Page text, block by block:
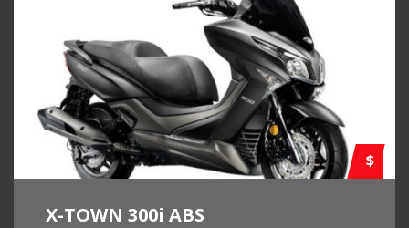
$
X-TOWN 300i ABS